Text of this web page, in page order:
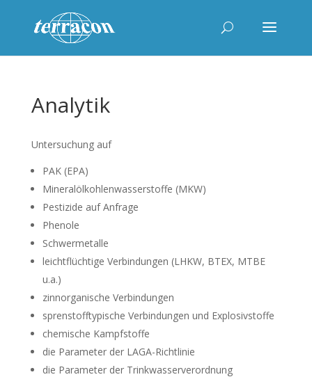
Analytik
Untersuchung auf
PAK (EPA)
Mineralölkohlenwasserstoffe (MKW)
Pestizide auf Anfrage
Phenole
Schwermetalle
leichtflüchtige Verbindungen (LHKW, BTEX, MTBE
u.a.)
zinnorganische Verbindungen
sprenstofftypische Verbindungen und Explosivstoffe
chemische Kampfstoffe
die Parameter der LAGA-Richtlinie
die Parameter der Trinkwasserverordnung